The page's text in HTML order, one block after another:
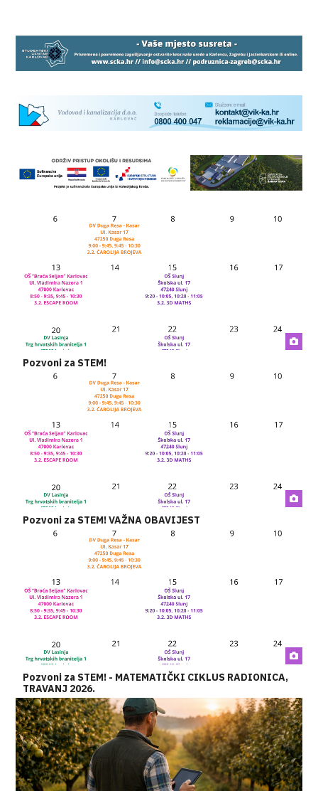
Pozvoni za STEM!
Pozvoni za STEM! VAŽNA OBAVIJEST
Pozvoni za STEM! - MATEMATIČKI CIKLUS RADIONICA,
TRAVANJ 2026.